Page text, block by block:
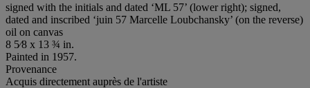
signed with the initials and dated ‘ML 57’ (lower right); signed,
dated and inscribed ‘juin 57 Marcelle Loubchansky’ (on the reverse)
oil on canvas
8 5⁄8 x 13 ¾ in.
Painted in 1957.
Provenance
Acquis directement auprès de l'artiste